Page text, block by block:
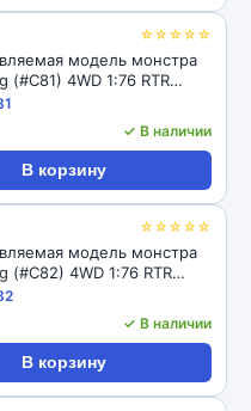
☆☆☆☆☆
модель монстра
(#C81) 4WD 1:76 RTR
✓ В наличии
В корзину
☆☆☆☆☆
модель монстра
(#C82) 4WD 1:76 RTR
✓ В наличии
В корзину